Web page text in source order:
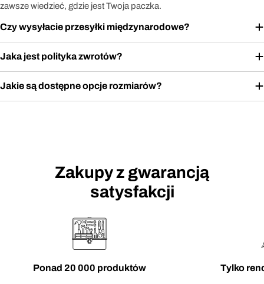
zawsze wiedzieć, gdzie jest Twoja paczka.
Czy wysyłacie przesyłki międzynarodowe?
Jaka jest polityka zwrotów?
Jakie są dostępne opcje rozmiarów?
Zakupy z gwarancją
satysfakcji
Ponad 20 000 produktów Tylko